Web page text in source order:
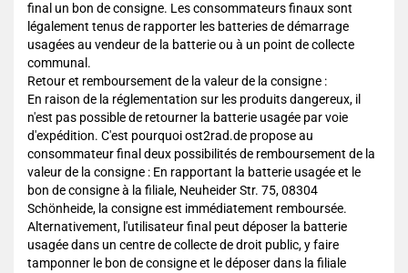
final un bon de consigne. Les consommateurs finaux sont
légalement tenus de rapporter les batteries de démarrage
usagées au vendeur de la batterie ou à un point de collecte
communal.
Retour et remboursement de la valeur de la consigne :
En raison de la réglementation sur les produits dangereux, il
n'est pas possible de retourner la batterie usagée par voie
d'expédition. C'est pourquoi ost2rad.de propose au
consommateur final deux possibilités de remboursement de la
valeur de la consigne : En rapportant la batterie usagée et le
bon de consigne à la filiale, Neuheider Str. 75, 08304
Schönheide, la consigne est immédiatement remboursée.
Alternativement, l'utilisateur final peut déposer la batterie
usagée dans un centre de collecte de droit public, y faire
tamponner le bon de consigne et le déposer dans la filiale